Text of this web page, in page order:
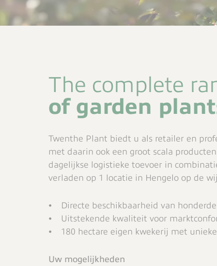
The complete
of garden
Twenthe Plant biedt u als retailer en
met daarin ook een groot scala
dagelijkse logistieke toevoer in
verladen op 1 locatie in Hengelo op de
⦁ Directe beschikbaarheid van
⦁ Uitstekende kwaliteit voor
⦁ 180 hectare eigen kwekerij met
Uw mogelijkheden